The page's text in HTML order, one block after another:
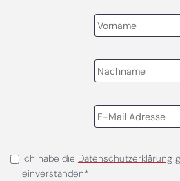
Ich habe die Datenschutzerklärung
einverstanden*